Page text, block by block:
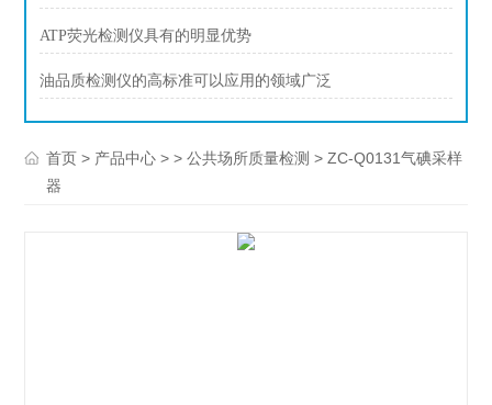
ATP荧光检测仪具有的明显优势
油品质检测仪的高标准可以应用的领域广泛
首页 > 产品中心 > >公共场所质量检测 > ZC-Q0131气碘采样
器